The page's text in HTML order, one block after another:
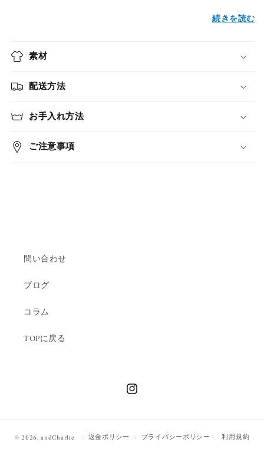
続きを読む
素材
配送方法
お手入れ方法
ご注意事項
問い合わせ
ブログ
コラム
TOPに戻る
Instagram
© 2026,andCharlie 返金ポリシー プライバシーポリシー 利用規約